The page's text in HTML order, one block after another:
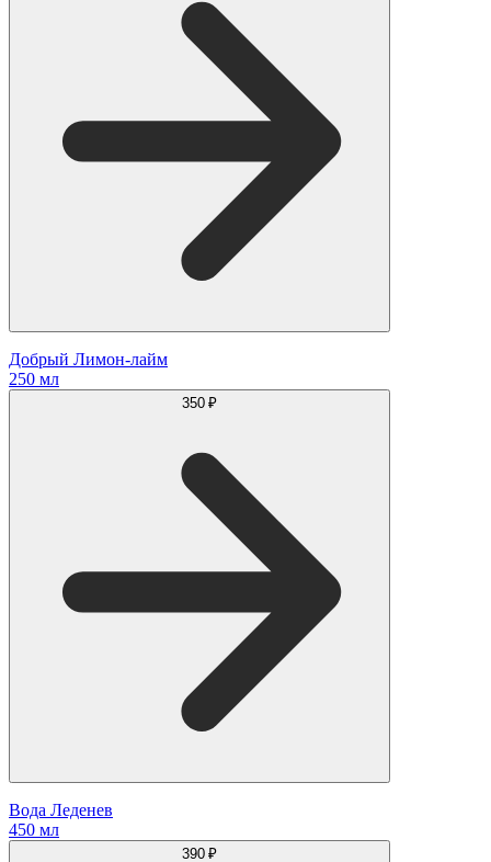
Добрый Лимон-лайм
250 мл
350 ₽
Вода Леденев
450 мл
390 ₽